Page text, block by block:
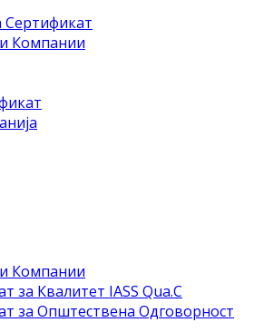
Сертификат
Компании
Компании
за Квалитет IASS Qua.C
за Општествена Одговорност